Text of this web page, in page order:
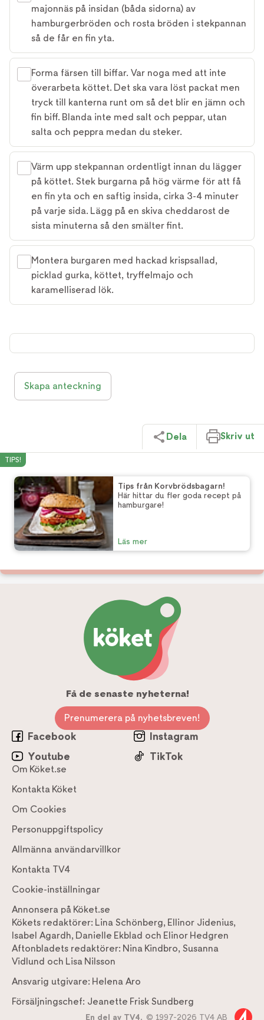
majonnäs på insidan (båda sidorna) av
hamburgerbröden och rosta bröden i stekpannan
så de får en fin yta.
Forma färsen till biffar. Var noga med att inte
överarbeta köttet. Det ska vara löst packat men
tryck till kanterna runt om så det blir en jämn och
fin biff. Blanda inte med salt och peppar, utan
salta och peppra medan du steker.
Värm upp stekpannan ordentligt innan du lägger
på köttet. Stek burgarna på hög värme för att få
en fin yta och en saftig insida, cirka 3-4 minuter
på varje sida. Lägg på en skiva cheddarost de
sista minuterna så den smälter fint.
Montera burgaren med hackad krispsallad,
picklad gurka, köttet, tryffelmajo och
karamelliserad lök.
Skapa anteckning
Dela Skriv ut
TIPS!
Tips från Korvbrödsbagarn!
Här hittar du fler goda recept på
hamburgare!
Läs mer
Få de senaste nyheterna!
Prenumerera på nyhetsbreven!
Facebook
Instagram
Youtube
TikTok
Om Köket.se
Kontakta Köket
Om Cookies
Personuppgiftspolicy
Allmänna användarvillkor
Kontakta TV4
Cookie-inställningar
Annonsera på Köket.se
Kökets redaktörer: Lina Schönberg, Ellinor Jidenius,
Isabel Agardh, Danielle Ekblad och Elinor Hedgren
Aftonbladets redaktörer: Nina Kindbro, Susanna
Vidlund och Lisa Nilsson
Ansvarig utgivare: Helena Aro
Försäljningschef: Jeanette Frisk Sundberg
En del av TV4, © 1997-2026 TV4 AB